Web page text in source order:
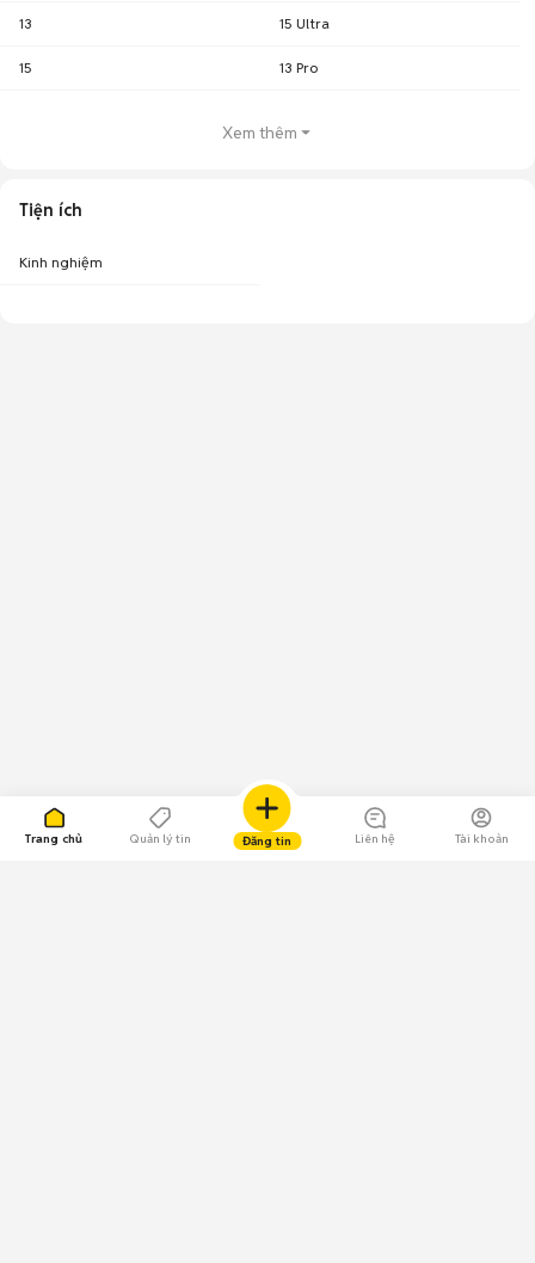
Trang chủ Quản lý tin Đăng tin Liên hệ Tài khoản
13 15 Ultra
15 13 Pro
Xem thêm
Tiện ích
Kinh nghiệm